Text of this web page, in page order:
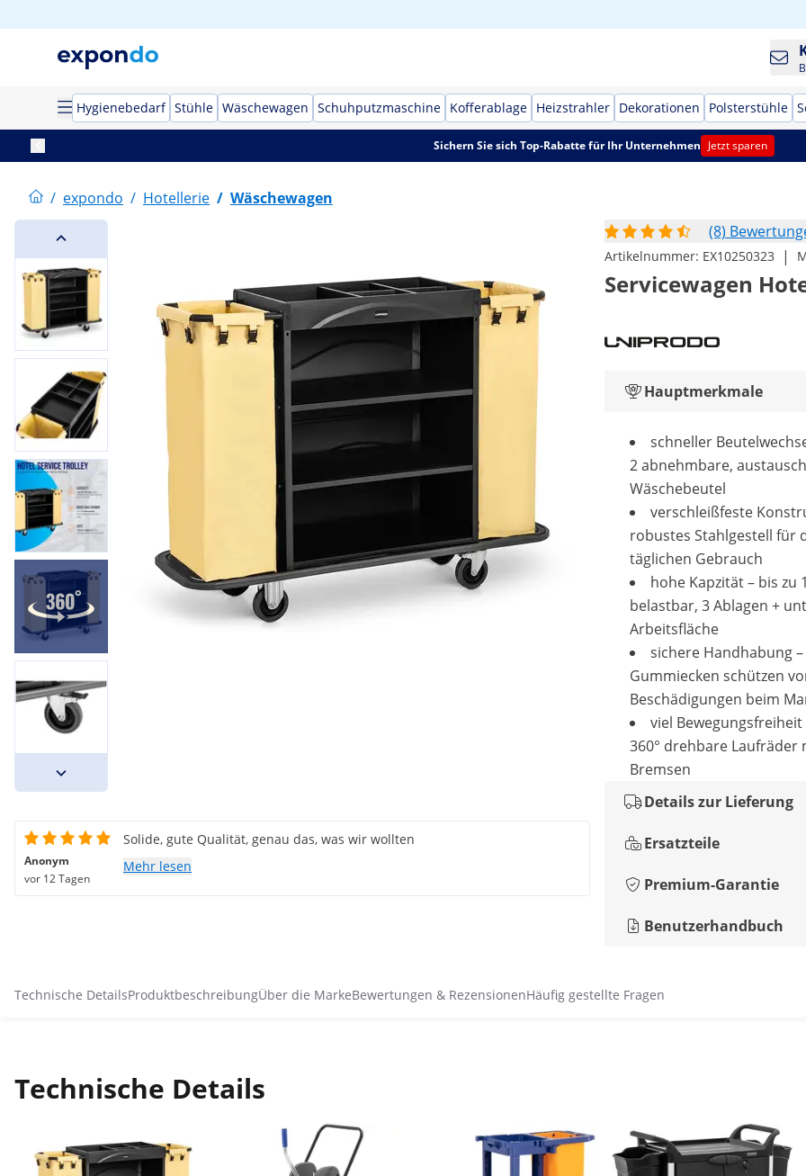
Hygienebedarf Stühle Wäschewagen Schuhputzmaschine Kofferablage Heizstrahler Dekorationen Polsterstühle
Sichern Sie sich Top-Rabatte für Ihr Unternehmen Jetzt sparen
/ expondo / Hotellerie / Wäschewagen
(8)
Artikelnummer: EX10250323 |
Servicewagen
Hauptmerkmale
schneller
2 abnehmbare,
Wäschebeutel
verschleißfeste
robustes Stahlgestell für
täglichen Gebrauch
hohe Kapzität – bis zu
belastbar, 3 Ablagen +
Arbeitsfläche
sichere Handhabung –
Gummiecken schützen
Beschädigungen beim
viel Bewegungsfreiheit
360° drehbare Laufräder
Bremsen
Details zur Lieferung
Ersatzteile
Premium-Garantie
Benutzerhandbuch
Anonym
vor 12 Tagen
Solide, gute Qualität, genau das, was wir wollten
Mehr lesen
Technische DetailsProduktbeschreibungÜber die MarkeBewertungen & RezensionenHäufig gestellte Fragen
Technische Details